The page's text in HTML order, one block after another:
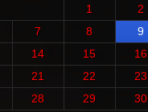
1
2
7 8
9
14 15
16
21 22
23
28 29
30